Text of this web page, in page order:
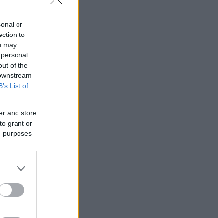
or
to
may
of the
List of
and store
grant or
purposes